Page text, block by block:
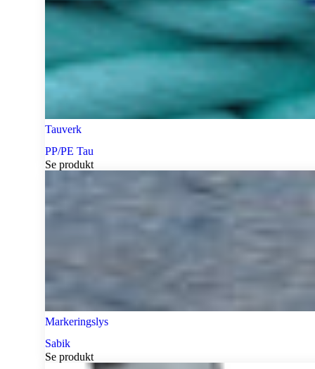
Tauverk
PP/PE Tau
Se produkt
Markeringslys
Sabik
Se produkt